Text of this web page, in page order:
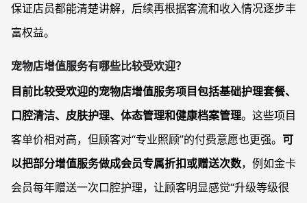
保证店员都能清楚讲解，后续再根据客流和收入情况逐步丰
富权益。
宠物店增值服务有哪些比较受欢迎？
目前比较受欢迎的宠物店增值服务项目包括基础护理套餐、
口腔清洁、皮肤护理、体态管理和健康档案管理。这些项目
客单价相对高，但顾客对“专业照顾”的付费意愿也更强。 可
以把部分增值服务做成会员专属折扣或赠送次数，例如金卡
会员每年赠送一次口腔护理，让顾客明显感觉“升级等级很